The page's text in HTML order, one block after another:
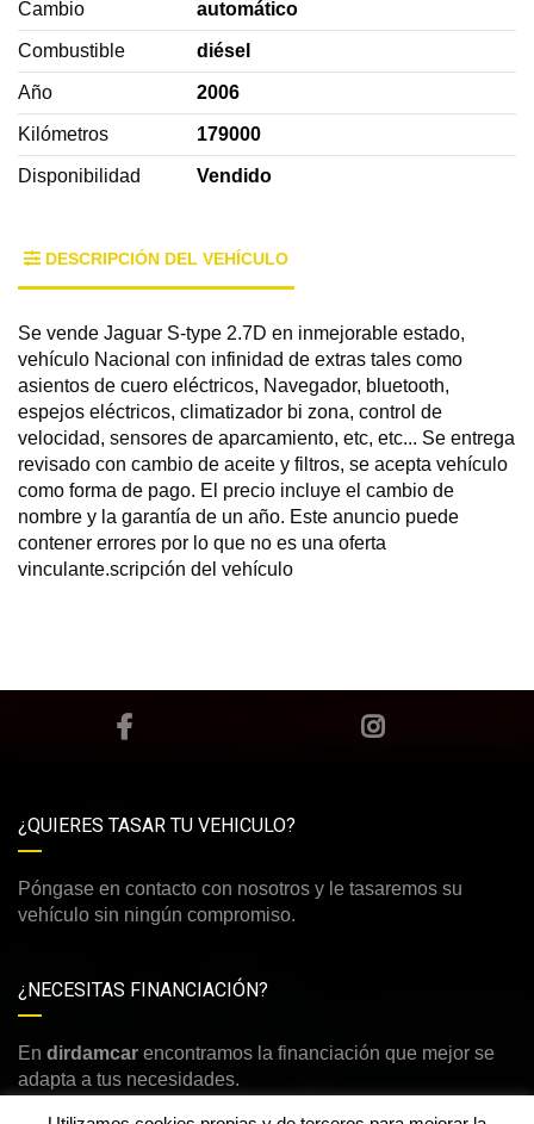
Cambio automático
Combustible diésel
Año 2006
Kilómetros 179000
Disponibilidad Vendido
DESCRIPCIÓN DEL VEHÍCULO
Se vende Jaguar S-type 2.7D en inmejorable estado,
vehículo Nacional con infinidad de extras tales como
asientos de cuero eléctricos, Navegador, bluetooth,
espejos eléctricos, climatizador bi zona, control de
velocidad, sensores de aparcamiento, etc, etc... Se entrega
revisado con cambio de aceite y filtros, se acepta vehículo
como forma de pago. El precio incluye el cambio de
nombre y la garantía de un año. Este anuncio puede
contener errores por lo que no es una oferta
vinculante.scripción del vehículo
¿QUIERES TASAR TU VEHICULO?
Póngase en contacto con nosotros y le tasaremos su
vehículo sin ningún compromiso.
¿NECESITAS FINANCIACIÓN?
En dirdamcar encontramos la financiación que mejor se
adapta a tus necesidades.